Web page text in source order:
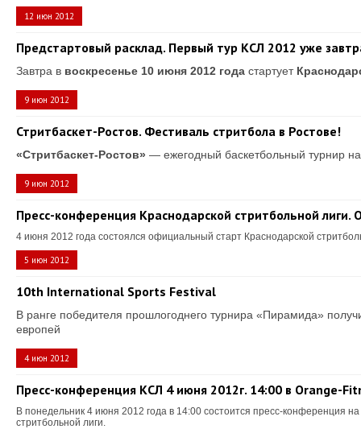
12 июн 2012
Предстартовый расклад. Первый тур КСЛ 2012 уже
Завтра в воскресенье 10 июня 2012 года стартует
9 июн 2012
Стритбаскет-Ростов. Фестиваль стритбола в Ростове!
«Стритбаскет-Ростов» — ежегодный баскетбольный турнир
9 июн 2012
Пресс-конференция Краснодарской стритбольной
4 июня 2012 года состоялся официальный старт Краснодарской
5 июн 2012
10th International Sports Festival
В ранге победителя прошлогоднего турнира «Пирамида»
европей
4 июн 2012
Пресс-конференция КСЛ 4 июня 2012г. 14:00 в Orange-
В понедельник 4 июня 2012 года в 14:00 состоится пресс-конференция
стритбольной лиги.